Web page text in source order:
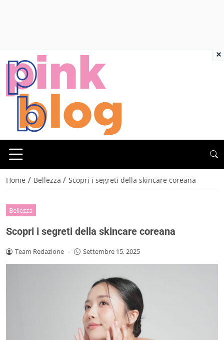
Home / Bellezza / Scopri i segreti della skincare coreana
Bellezza
Scopri i segreti della skincare coreana
Team Redazione - Settembre 15, 2025
×